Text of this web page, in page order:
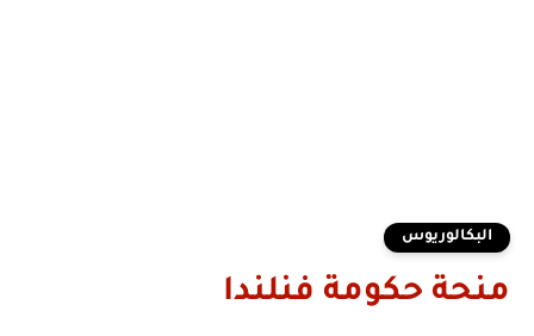
البكالوريوس
منحة حكومة فنلندا